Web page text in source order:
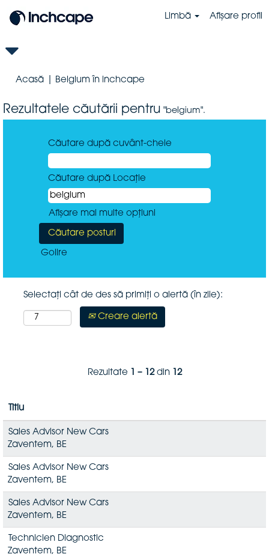
Limbă Afișare profil
Acasă Belgium în inchcape
Rezultatele căutării pentru "belgium".
Căutare după cuvânt-cheie
Căutare după Locație
Afișare mai multe opțiuni
Golire
Selectați cât de des să primiți o alertă (în zile):
Creare alertă
Rezultate 1 – 12din 12
Titlu
Sales Advisor New Cars
Zaventem, BE
Sales Advisor New Cars
Zaventem, BE
Sales Advisor New Cars
Zaventem, BE
Technicien Diagnostic
Zaventem, BE